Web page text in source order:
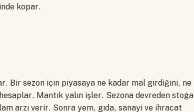
kopar.
Bir sezon için piyasaya ne kadar mal girdiğini, ne
Mantık yalın işler. Sezona devreden stoğa
arzı verir. Sonra yem, gıda, sanayi ve ihracat